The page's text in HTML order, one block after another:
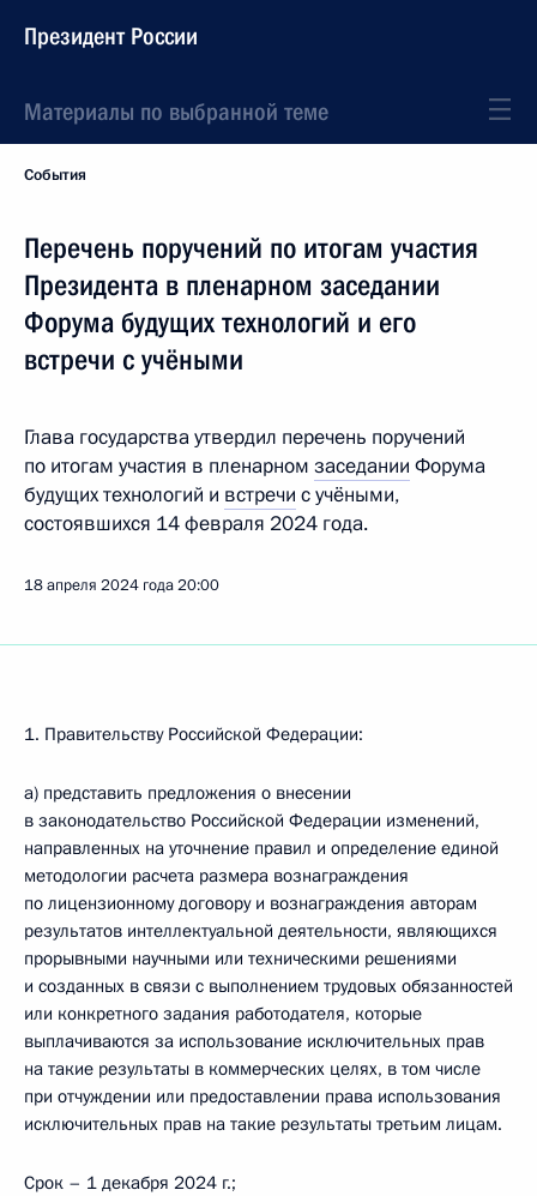
Президент России
Материалы по выбранной теме
События
Перечень поручений по итогам участия
Президента в пленарном заседании
Форума будущих технологий и его
встречи с учёными
Глава государства утвердил перечень поручений
по итогам участия в пленарном заседании Форума
будущих технологий и встречи с учёными,
состоявшихся 14 февраля 2024 года.
18 апреля 2024 года20:00
1. Правительству Российской Федерации:
а) представить предложения о внесении
в законодательство Российской Федерации изменений,
направленных на уточнение правил и определение единой
методологии расчета размера вознаграждения
по лицензионному договору и вознаграждения авторам
результатов интеллектуальной деятельности, являющихся
прорывными научными или техническими решениями
и созданных в связи с выполнением трудовых обязанностей
или конкретного задания работодателя, которые
выплачиваются за использование исключительных прав
на такие результаты в коммерческих целях, в том числе
при отчуждении или предоставлении права использования
исключительных прав на такие результаты третьим лицам.
Срок – 1 декабря 2024 г.;